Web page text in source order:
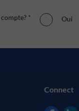
* Oui
Connect